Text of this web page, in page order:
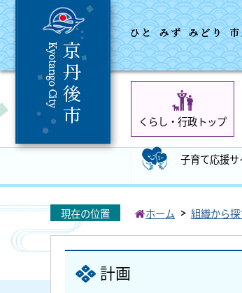
くらし・行政トップ
子育て応援サ
現在の位置 ホーム 組織から
計画